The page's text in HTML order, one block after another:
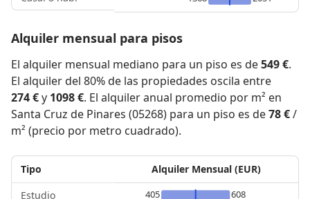
Alquiler mensual para pisos
El alquiler mensual mediano para un piso es de549 €.
El alquiler del 80% de las propiedades oscila entre
274 €y 1098 €. El alquiler anual promedio por m² en
Santa Cruz de Pinares (05268) para un piso es de78 €/
m² (precio por metro cuadrado).
Tipo
Estudio
Alquiler Mensual (EUR)
405
608